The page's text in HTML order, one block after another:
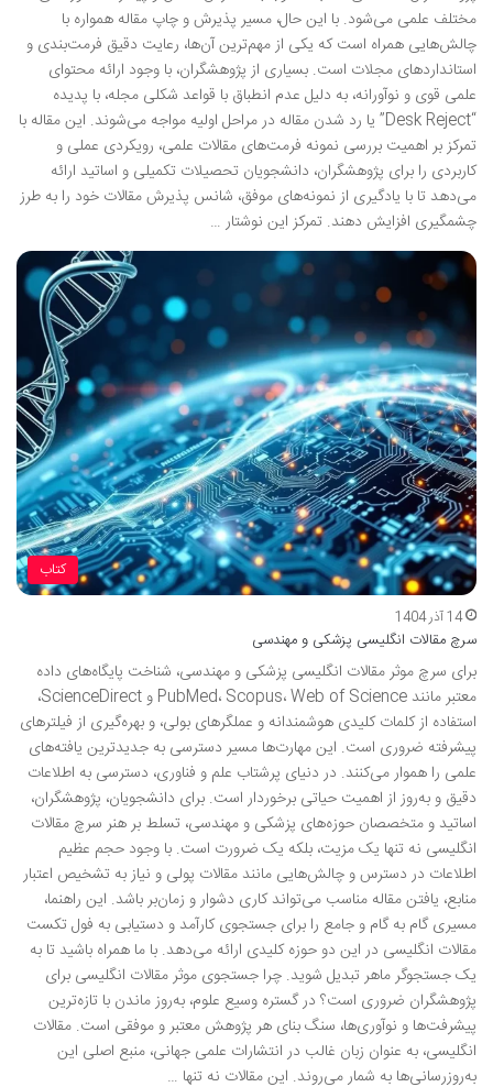
مختلف علمی می‌شود. با این حال، مسیر پذیرش و چاپ مقاله همواره با
چالش‌هایی همراه است که یکی از مهم‌ترین آن‌ها، رعایت دقیق فرمت‌بندی و
استانداردهای مجلات است. بسیاری از پژوهشگران، با وجود ارائه محتوای
علمی قوی و نوآورانه، به دلیل عدم انطباق با قواعد شکلی مجله، با پدیده
“Desk Reject” یا رد شدن مقاله در مراحل اولیه مواجه می‌شوند. این مقاله با
تمرکز بر اهمیت بررسی نمونه فرمت‌های مقالات علمی، رویکردی عملی و
کاربردی را برای پژوهشگران، دانشجویان تحصیلات تکمیلی و اساتید ارائه
می‌دهد تا با یادگیری از نمونه‌های موفق، شانس پذیرش مقالات خود را به طرز
چشمگیری افزایش دهند. تمرکز این نوشتار …
کتاب
14 آذر 1404
سرچ مقالات انگلیسی پزشکی و مهندسی
برای سرچ موثر مقالات انگلیسی پزشکی و مهندسی، شناخت پایگاه‌های داده
معتبر مانند PubMed، Scopus، Web of Science و ScienceDirect،
استفاده از کلمات کلیدی هوشمندانه و عملگرهای بولی، و بهره‌گیری از فیلترهای
پیشرفته ضروری است. این مهارت‌ها مسیر دسترسی به جدیدترین یافته‌های
علمی را هموار می‌کنند. در دنیای پرشتاب علم و فناوری، دسترسی به اطلاعات
دقیق و به‌روز از اهمیت حیاتی برخوردار است. برای دانشجویان، پژوهشگران،
اساتید و متخصصان حوزه‌های پزشکی و مهندسی، تسلط بر هنر سرچ مقالات
انگلیسی نه تنها یک مزیت، بلکه یک ضرورت است. با وجود حجم عظیم
اطلاعات در دسترس و چالش‌هایی مانند مقالات پولی و نیاز به تشخیص اعتبار
منابع، یافتن مقاله مناسب می‌تواند کاری دشوار و زمان‌بر باشد. این راهنما،
مسیری گام به گام و جامع را برای جستجوی کارآمد و دستیابی به فول تکست
مقالات انگلیسی در این دو حوزه کلیدی ارائه می‌دهد. با ما همراه باشید تا به
یک جستجوگر ماهر تبدیل شوید. چرا جستجوی موثر مقالات انگلیسی برای
پژوهشگران ضروری است؟ در گستره وسیع علوم، به‌روز ماندن با تازه‌ترین
پیشرفت‌ها و نوآوری‌ها، سنگ بنای هر پژوهش معتبر و موفقی است. مقالات
انگلیسی، به عنوان زبان غالب در انتشارات علمی جهانی، منبع اصلی این
به‌روزرسانی‌ها به شمار می‌روند. این مقالات نه تنها …